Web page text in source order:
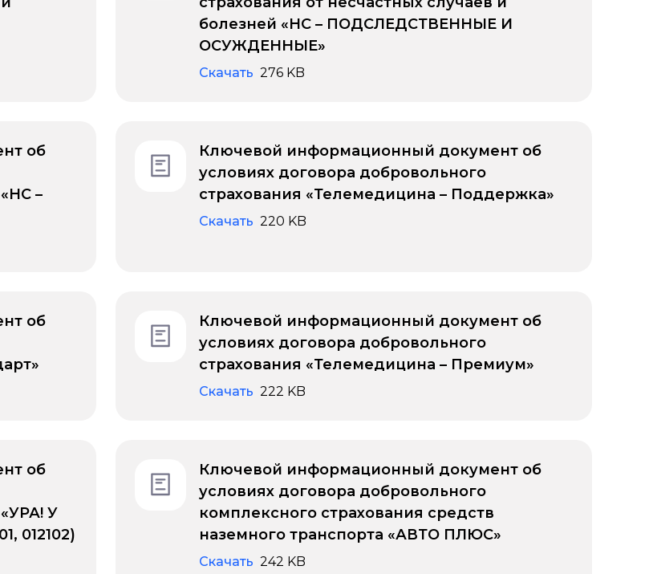
болезней «НС – ПОДСЛЕДСТВЕННЫЕ И
ОСУЖДЕННЫЕ»
Скачать 276 KB
об
–
Ключевой информационный документ об
условиях договора добровольного
страхования «Телемедицина – Поддержка»
Скачать 220 KB
об
Ключевой информационный документ об
условиях договора добровольного
страхования «Телемедицина – Премиум»
Скачать 222 KB
об
У
012102)
Ключевой информационный документ об
условиях договора добровольного
комплексного страхования средств
наземного транспорта «АВТО ПЛЮС»
Скачать 242 KB